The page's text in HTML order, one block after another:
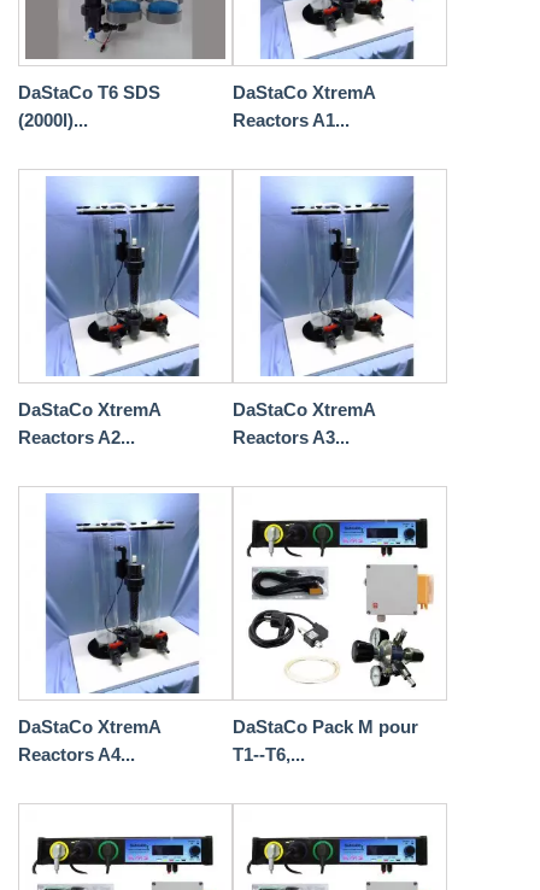
DaStaCo T6 SDS
(2000l)...
DaStaCo XtremA
Reactors A1...
DaStaCo XtremA
Reactors A2...
DaStaCo XtremA
Reactors A3...
DaStaCo XtremA
Reactors A4...
DaStaCo Pack M pour
T1--T6,...